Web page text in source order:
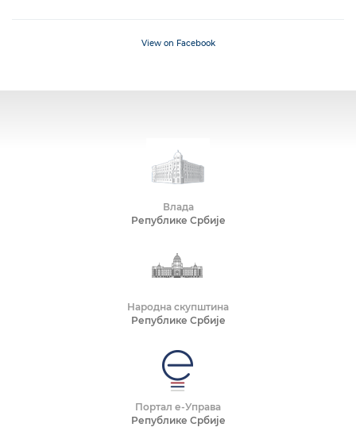
View on Facebook
Влада
Републике Србије
Народна скупштина
Републике Србије
Портал е-Управа
Републике Србије